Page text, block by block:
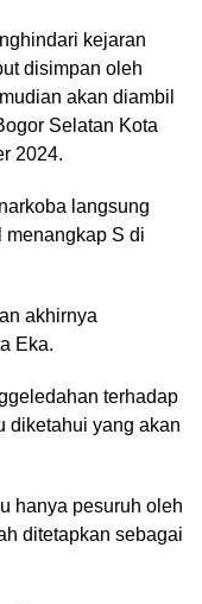
kejaran
disimpan oleh
akan diambil
Selatan Kota
2024.
langsung
S di
akhirnya
Eka.
terhadap
diketahui yang akan
hanya pesuruh oleh
ditetapkan sebagai